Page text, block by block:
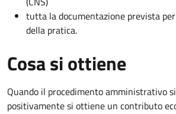
tutta la documentazione prevista
della pratica.
Cosa si ottiene
Quando il procedimento amministrativo
positivamente si ottiene un contributo